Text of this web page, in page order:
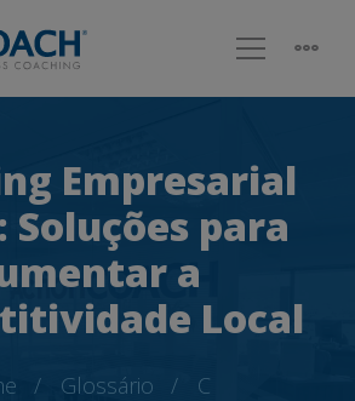
Empresarial
Soluções para
a
Local
Glossário
C